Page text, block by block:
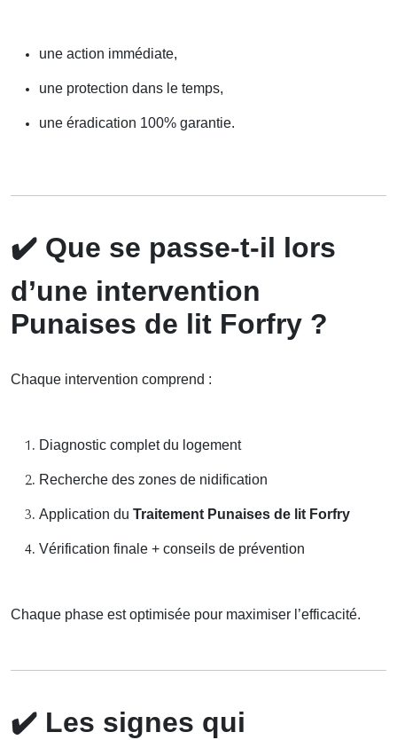
une action immédiate,
une protection dans le temps,
une éradication 100% garantie.
✔️ Que se passe-t-il lors
d’une intervention
Punaises de lit Forfry ?
Chaque intervention comprend :
Diagnostic complet du logement
Recherche des zones de nidification
Application du Traitement Punaises de lit Forfry
Vérification finale + conseils de prévention
Chaque phase est optimisée pour maximiser l’efficacité.
✔️ Les signes qui